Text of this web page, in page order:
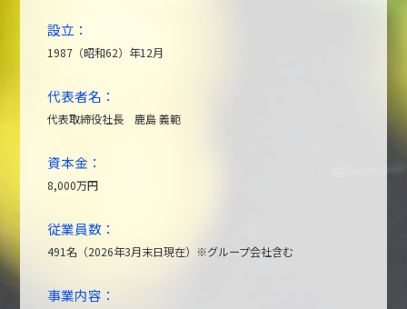
設立：
1987（昭和62）年12月
代表者名：
代表取締役社長 鹿島 義範
資本金：
8,000万円
従業員数：
491名（2026年3月末日現在）※グループ会社含む
事業内容：